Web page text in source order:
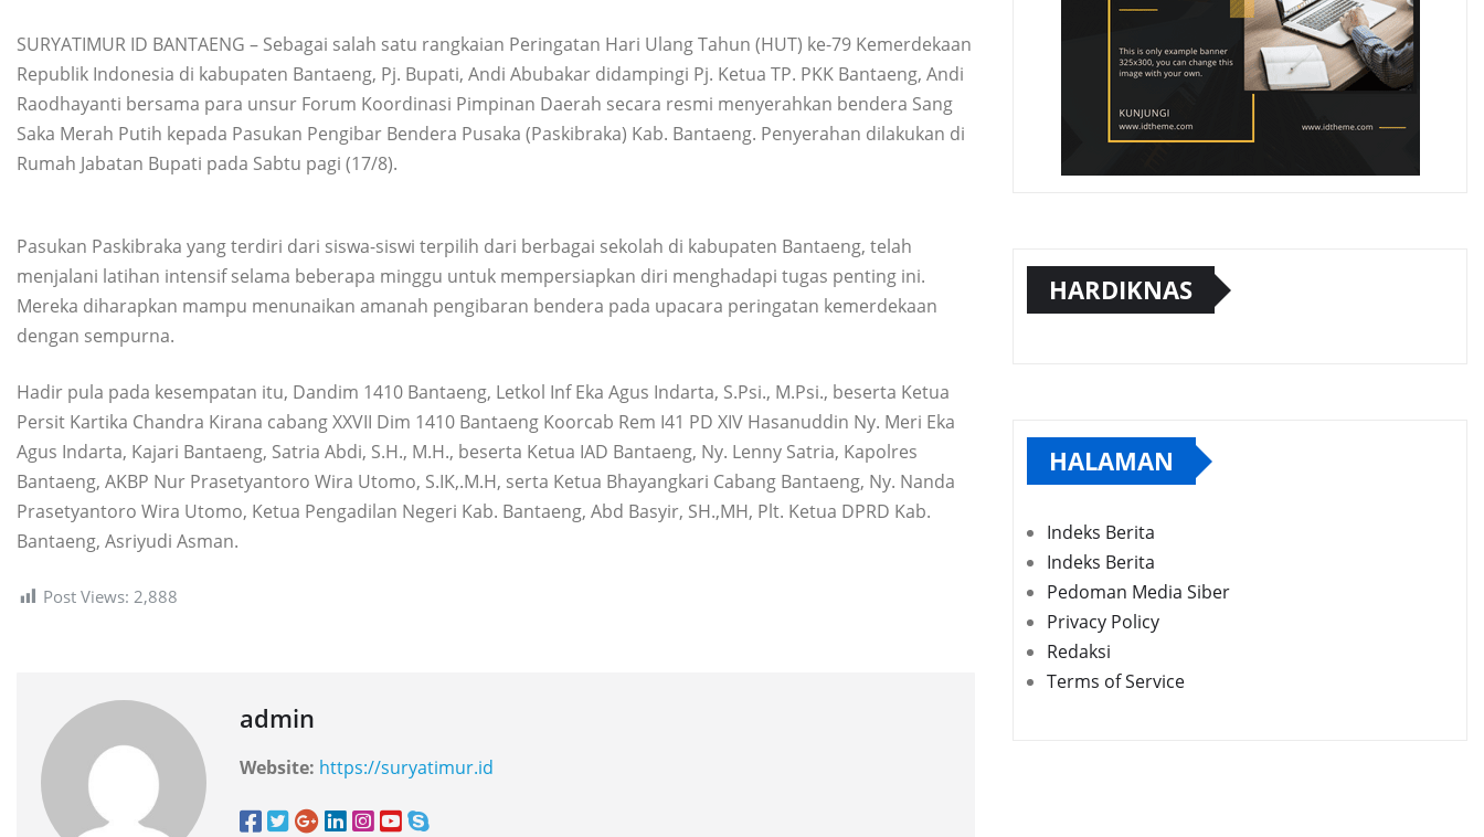
SURYATIMUR ID BANTAENG – Sebagai salah satu rangkaian Peringatan Hari Ulang Tahun (HUT) ke-79 Kemerdekaan
Republik Indonesia di kabupaten Bantaeng, Pj. Bupati, Andi Abubakar didampingi Pj. Ketua TP. PKK Bantaeng, Andi
Raodhayanti bersama para unsur Forum Koordinasi Pimpinan Daerah secara resmi menyerahkan bendera Sang
Saka Merah Putih kepada Pasukan Pengibar Bendera Pusaka (Paskibraka) Kab. Bantaeng. Penyerahan dilakukan di
Rumah Jabatan Bupati pada Sabtu pagi (17/8).
Pasukan Paskibraka yang terdiri dari siswa-siswi terpilih dari berbagai sekolah di kabupaten Bantaeng, telah
menjalani latihan intensif selama beberapa minggu untuk mempersiapkan diri menghadapi tugas penting ini.
Mereka diharapkan mampu menunaikan amanah pengibaran bendera pada upacara peringatan kemerdekaan
dengan sempurna.
Hadir pula pada kesempatan itu, Dandim 1410 Bantaeng, Letkol Inf Eka Agus Indarta, S.Psi., M.Psi., beserta Ketua
Persit Kartika Chandra Kirana cabang XXVII Dim 1410 Bantaeng Koorcab Rem I41 PD XIV Hasanuddin Ny. Meri Eka
Agus Indarta, Kajari Bantaeng, Satria Abdi, S.H., M.H., beserta Ketua IAD Bantaeng, Ny. Lenny Satria, Kapolres
Bantaeng, AKBP Nur Prasetyantoro Wira Utomo, S.IK,.M.H, serta Ketua Bhayangkari Cabang Bantaeng, Ny. Nanda
Prasetyantoro Wira Utomo, Ketua Pengadilan Negeri Kab. Bantaeng, Abd Basyir, SH.,MH, Plt. Ketua DPRD Kab.
Bantaeng, Asriyudi Asman.
Post Views: 2,888
admin
Website: https://suryatimur.id
HARDIKNAS
HALAMAN
Indeks Berita
Indeks Berita
Pedoman Media Siber
Privacy Policy
Redaksi
Terms of Service